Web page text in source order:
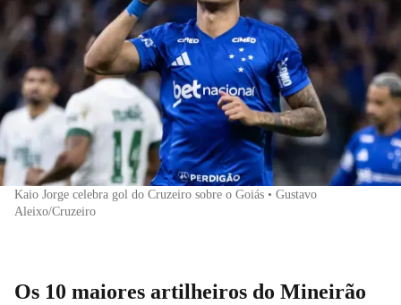
Kaio Jorge celebra gol do Cruzeiro sobre o Goiás • Gustavo
Aleixo/Cruzeiro
Os 10 maiores artilheiros do Mineirão